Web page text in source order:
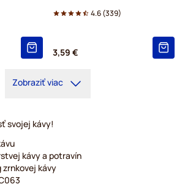
4.6(339)
3,59 €
Zobraziť viac
svojej kávy!
kávy a potravín
zrnkovej kávy